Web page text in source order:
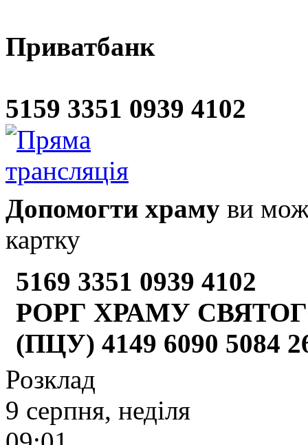
Приватбанк
5159 3351 0939 4102
Допомогти храму ви
картку
5169 3351 0939 4102
РОРГ ХРАМУ
(ПЦУ) 4149 6090 5084
Розклад
9 серпня, неділя